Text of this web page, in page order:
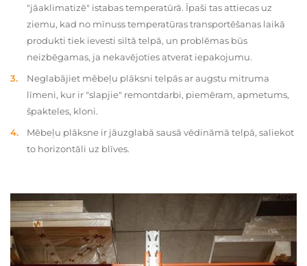
"jāaklimatizē" istabas temperatūrā. Īpaši tas attiecas uz
ziemu, kad no mīnuss temperatūras transportēšanas laikā
produkti tiek ievesti siltā telpā, un problēmas būs
neizbēgamas, ja nekavējoties atverat iepakojumu.
Neglabājiet mēbeļu plāksni telpās ar augstu mitruma
līmeni, kur ir "slapjie" remontdarbi, piemēram, apmetums,
špakteles, kloni.
Mēbeļu plāksne ir jāuzglabā sausā vēdināmā telpā, saliekot
to horizontāli uz blīves.